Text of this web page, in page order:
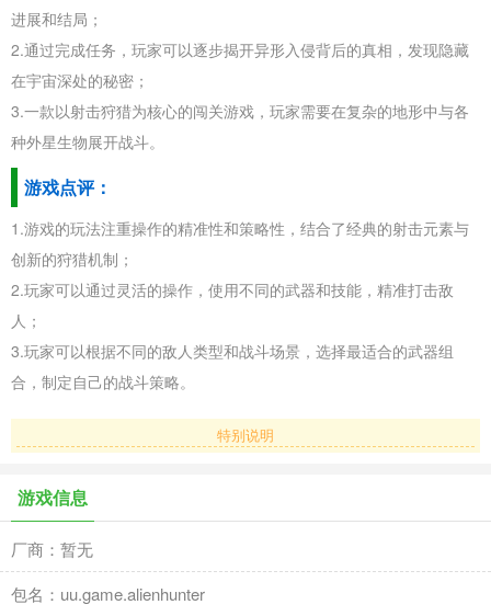
进展和结局；
2.通过完成任务，玩家可以逐步揭开异形入侵背后的真相，发现隐藏
在宇宙深处的秘密；
3.一款以射击狩猎为核心的闯关游戏，玩家需要在复杂的地形中与各
种外星生物展开战斗。
游戏点评：
1.游戏的玩法注重操作的精准性和策略性，结合了经典的射击元素与
创新的狩猎机制；
2.玩家可以通过灵活的操作，使用不同的武器和技能，精准打击敌
人；
3.玩家可以根据不同的敌人类型和战斗场景，选择最适合的武器组
合，制定自己的战斗策略。
特别说明
游戏信息
厂商：暂无
包名：uu.game.alienhunter